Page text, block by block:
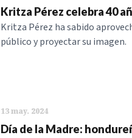
Kritza Pérez celebra 40
Kritza Pérez ha sabido
público y proyectar su imagen.
13 may. 2024
Día de la Madre: